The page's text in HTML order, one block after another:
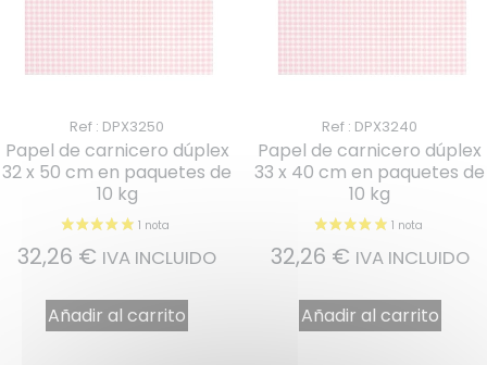
Ref : DPX3250
Papel de carnicero dúplex
32 x 50 cm en paquetes de
10 kg
32,26 € IVA INCLUIDO
Añadir al carrito
Ref : DPX3240
Papel de carnicero dúplex
33 x 40 cm en paquetes de
10 kg
32,26 € IVA INCLUIDO
Añadir al carrito